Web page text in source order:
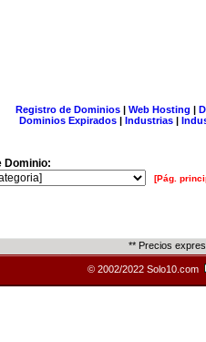
Registro de Dominios| Web Hosting |
Dominios Expirados | Industrias |
Dominio:
[Pág.
** Precios
© 2002/2022 Solo10.com